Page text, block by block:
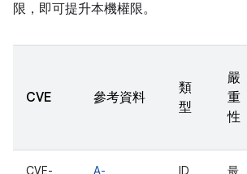
限，即可提升本機權限。
CVE 參考資料
類
型
嚴
重
性
CVE-
A-
ID
最